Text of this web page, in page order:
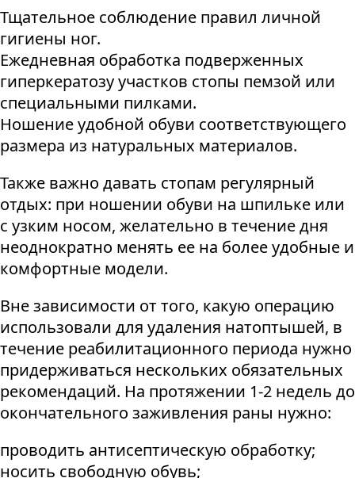
Тщательное соблюдение правил личной
гигиены ног.
Ежедневная обработка подверженных
гиперкератозу участков стопы пемзой или
специальными пилками.
Ношение удобной обуви соответствующего
размера из натуральных материалов.
Также важно давать стопам регулярный
отдых: при ношении обуви на шпильке или
с узким носом, желательно в течение дня
неоднократно менять ее на более удобные и
комфортные модели.
Вне зависимости от того, какую операцию
использовали для удаления натоптышей, в
течение реабилитационного периода нужно
придерживаться нескольких обязательных
рекомендаций. На протяжении 1-2 недель до
окончательного заживления раны нужно:
проводить антисептическую обработку;
носить свободную обувь;